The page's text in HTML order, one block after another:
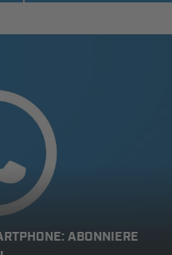
ABONNIERE